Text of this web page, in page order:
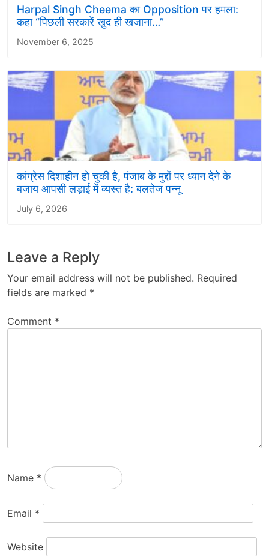
Harpal Singh Cheema का Opposition पर हमला:
कहा “पिछली सरकारें खुद ही खजाना…”
November 6, 2025
कांग्रेस दिशाहीन हो चुकी है, पंजाब के मुद्दों पर ध्यान देने के
बजाय आपसी लड़ाई में व्यस्त है: बलतेज पन्नू
July 6, 2026
Leave a Reply
Your email address will not be published. Required
fields are marked *
Comment *
Name *
Email *
Website